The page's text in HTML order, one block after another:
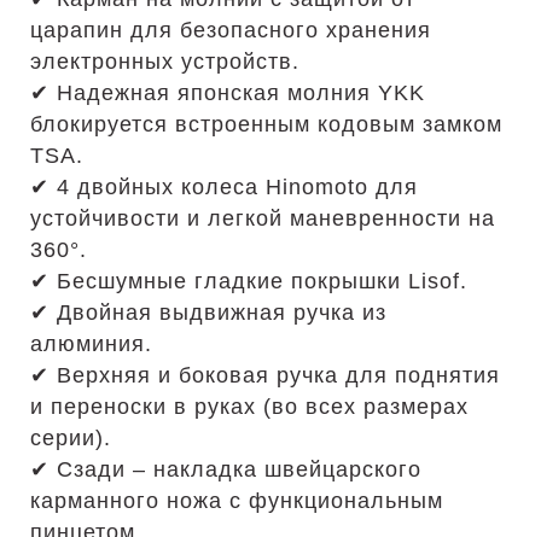
царапин для безопасного хранения
электронных устройств.
✔ Надежная японская молния YKK
блокируется встроенным кодовым замком
TSA.
✔ 4 двойных колеса Hinomoto для
устойчивости и легкой маневренности на
360°.
✔ Бесшумные гладкие покрышки Lisof.
✔ Двойная выдвижная ручка из
алюминия.
✔ Верхняя и боковая ручка для поднятия
и переноски в руках (во всех размерах
серии).
✔ Сзади – накладка швейцарского
карманного ножа с функциональным
пинцетом.